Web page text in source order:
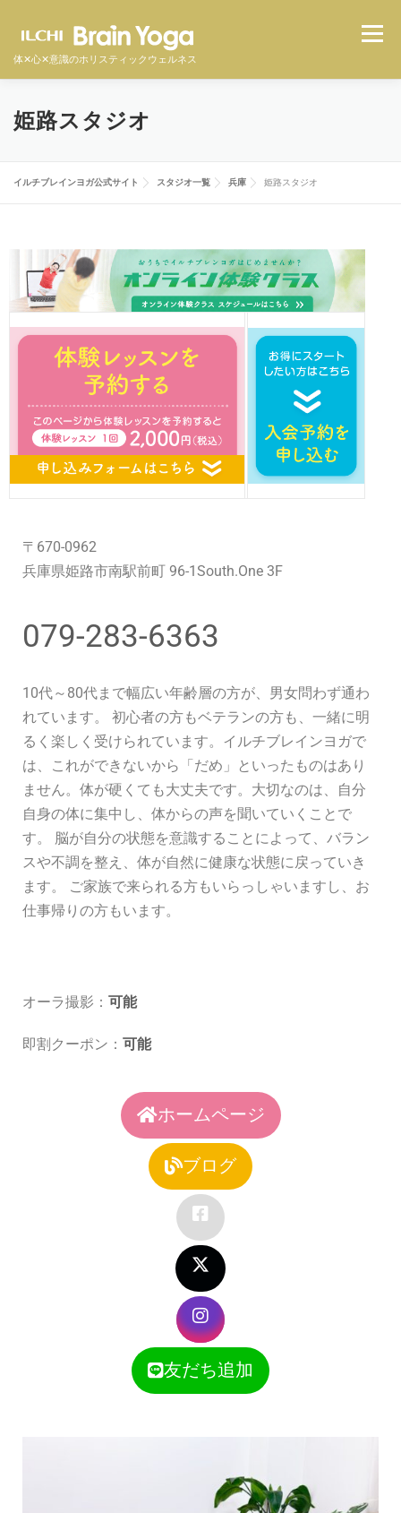
体✕心✕意識のホリスティックウェルネス
メニ
イルチブレインヨガとは
体験者の声 よくある質問 オンラインクラス
体験予約をする
姫路スタジオ
イルチブレインヨガ公式サイト スタジオ一覧 兵庫 姫路スタジオ
〒670-0962
兵庫県姫路市南駅前町 96-1South.One 3F
079-283-6363
10代～80代まで幅広い年齢層の方が、男女問わず通わ
れています。 初心者の方もベテランの方も、一緒に明
るく楽しく受けられています。イルチブレインヨガで
は、これができないから「だめ」といったものはあり
ません。体が硬くても大丈夫です。大切なのは、自分
自身の体に集中し、体からの声を聞いていくことで
す。 脳が自分の状態を意識することによって、バラン
スや不調を整え、体が自然に健康な状態に戻っていき
ます。 ご家族で来られる方もいらっしゃいますし、お
仕事帰りの方もいます。
オーラ撮影： 可能
即割クーポン： 可能
ホームページ
ブログ
友だち追加